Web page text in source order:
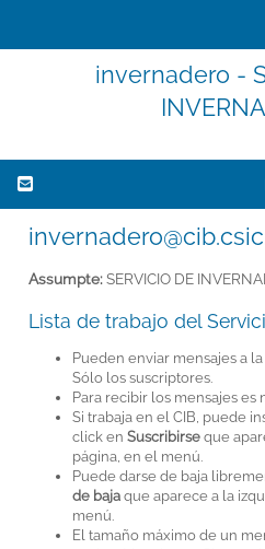
invernadero -
Assumpte:SERVICIO DE
Lista de trabajo del
Pueden enviar mensajes a
Sólo los suscriptores.
Para recibir los mensajes es
Si trabaja en el CIB, puede
click en Suscribirse que
página, en el menú.
Puede darse de baja
de baja que aparece a la
menú.
El tamaño máximo de un